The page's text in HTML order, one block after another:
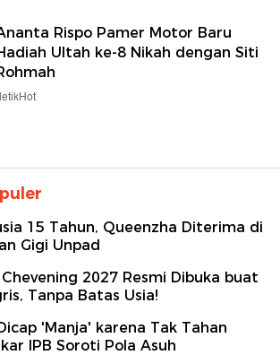
Rispo Pamer Motor Baru
Ultah ke-8 Nikah dengan Siti
15 Tahun, Queenzha Diterima di
Gigi Unpad
2027 Resmi Dibuka buat
Tanpa Batas Usia!
'Manja' karena Tak Tahan
IPB Soroti Pola Asuh